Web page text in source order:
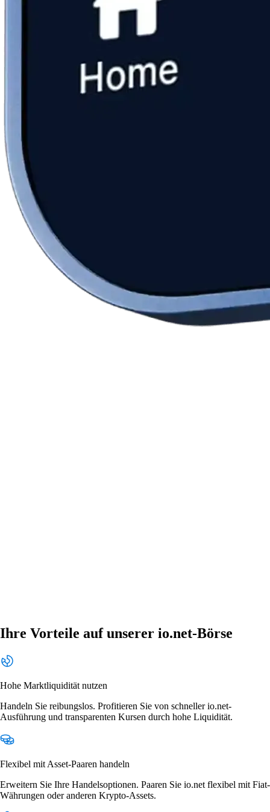
Ihre Vorteile auf unserer io.net-Börse
Hohe Marktliquidität nutzen
Handeln Sie reibungslos. Profitieren Sie von schneller io.net-
Ausführung und transparenten Kursen durch hohe Liquidität.
Flexibel mit Asset-Paaren handeln
Erweitern Sie Ihre Handelsoptionen. Paaren Sie io.net flexibel mit Fiat-
Währungen oder anderen Krypto-Assets.